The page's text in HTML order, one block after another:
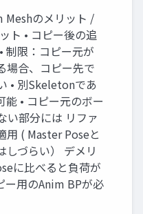
Meshのメリット /
ト • コピー後の追
制限：コピー元が
場合、コピー先で
• 別Skeletonであ
能 • コピー元のボー
い部分には リファ
用 ( Master Poseと
しづらい） デメリ
に比べると負荷が
ー用のAnim BPが必